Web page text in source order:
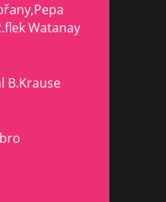
Watanay
B.Krause